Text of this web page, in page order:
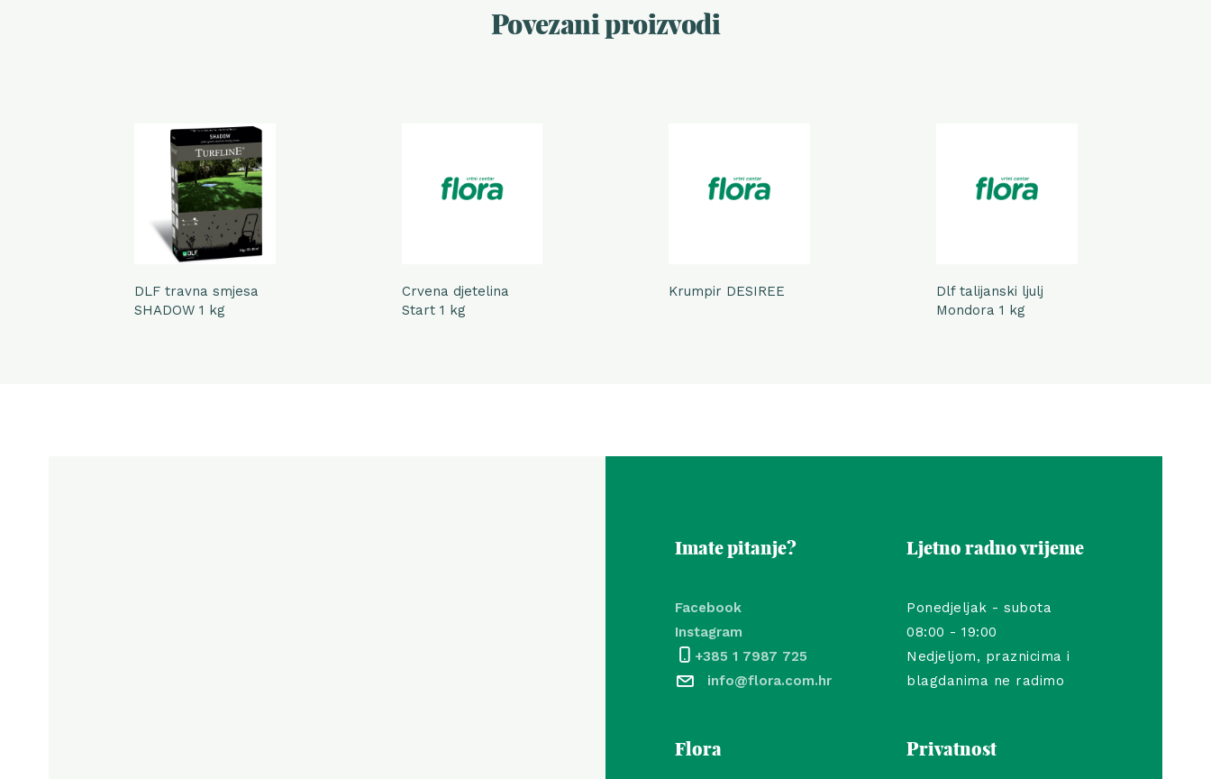
Povezani proizvodi
DLF travna smjesa
SHADOW 1 kg
Crvena djetelina
Start 1 kg
Krumpir DESIREE
Dlf talijanski ljulj
Mondora 1 kg
Imate pitanje?
Facebook
Instagram
+385 1 7987 725
info@flora.com.hr
Ljetno radno vrijeme
Ponedjeljak - subota
08:00 - 19:00
Nedjeljom, praznicima i
blagdanima ne radimo
Flora Privatnost